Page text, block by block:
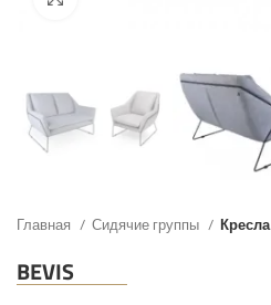
Главная Сидячие группы Кресла
BEVIS